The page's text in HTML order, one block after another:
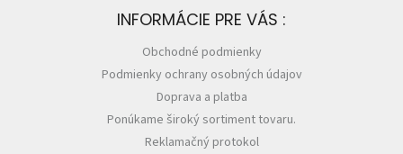
INFORMÁCIE PRE VÁS :
Obchodné podmienky
Podmienky ochrany osobných údajov
Doprava a platba
Ponúkame široký sortiment tovaru.
Reklamačný protokol